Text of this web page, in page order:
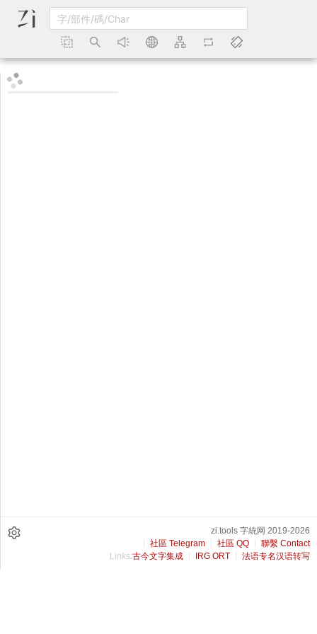
zi.tools 字統网 2019-2026
社區 Telegram
社區 QQ
聯繫 Contact
Links:古今文字集成 IRG ORT 法语专名汉语转写